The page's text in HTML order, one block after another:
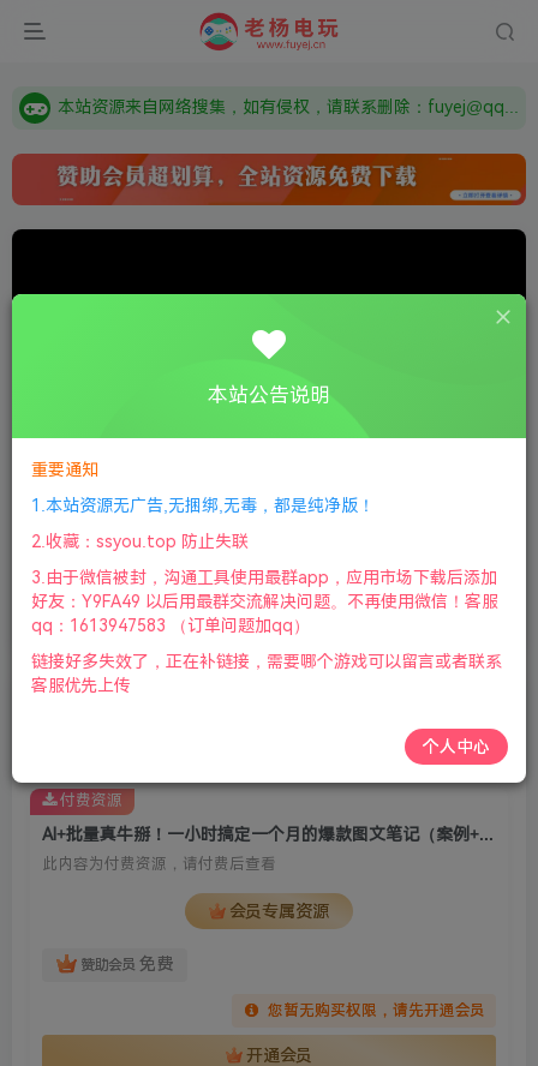
由于微信被封，沟通工具使用最群app，应用市场下载后添加好友：Y9FA49 以后用最群交流解决问题。不再使用微信！
本站资源来自网络搜集，如有侵权，请联系删除：fuyej@qq.com 附上证书和内容链接
需要什么游戏请联系客服，若链接失效请联系客服，百度网盘边上的激活码也是解压密码
0:00/01:09
首页 AI资源库 AI课程 正文
AI+批量真牛掰！一小时搞定一个月的爆款图文
笔记（案例+保姆级教程+工具）
AI+批量真牛掰！一小时搞定一个月的爆款图文笔记（案例+保姆级教程+工具）
此内容为付费资源，请付费后查看
会员专属资源
赞助会员 免费
您暂无购买权限，请先开通会员
开通会员
付费资源
本站公告说明
重要通知
1.本站资源无广告,无捆绑,无毒，都是纯净版！
2.收藏：ssyou.top 防止失联
3.由于微信被封，沟通工具使用最群app，应用市场下载后添加
好友：Y9FA49 以后用最群交流解决问题。不再使用微信！客服
qq：1613947583 （订单问题加qq）
链接好多失效了，正在补链接，需要哪个游戏可以留言或者联系
客服优先上传
个人中心